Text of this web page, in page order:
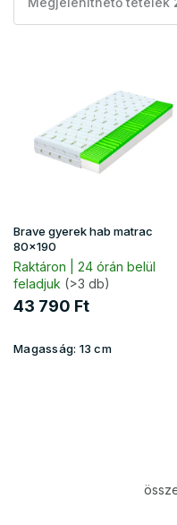
i
s
t
á
j
Brave gyerek hab matrac
80x190
Raktáron | 24 órán belül
feladjuk (>3 db)
43 790 Ft
Magasság: 13 cm